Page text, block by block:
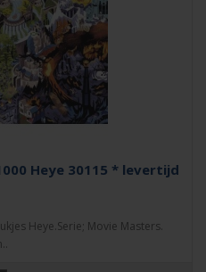
Heye 30115 * levertijd
Heye.Serie; Movie Masters.